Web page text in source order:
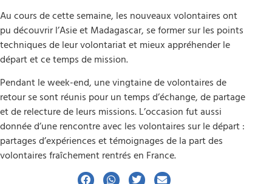
Au cours de cette semaine, les nouveaux volontaires ont
pu découvrir l’Asie et Madagascar, se former sur les points
techniques de leur volontariat et mieux appréhender le
départ et ce temps de mission.
Pendant le week-end, une vingtaine de volontaires de
retour se sont réunis pour un temps d’échange, de partage
et de relecture de leurs missions. L’occasion fut aussi
donnée d’une rencontre avec les volontaires sur le départ :
partages d’expériences et témoignages de la part des
volontaires fraîchement rentrés en France.